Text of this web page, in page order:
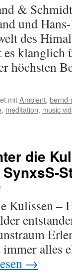
&
und
des
klanglich
höchsten
mitAmbient,
, meditation, music
die
Kulissen –
alles
→